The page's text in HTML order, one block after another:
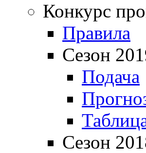
Конкурс
Правила
Сезон
Подача
Сезон